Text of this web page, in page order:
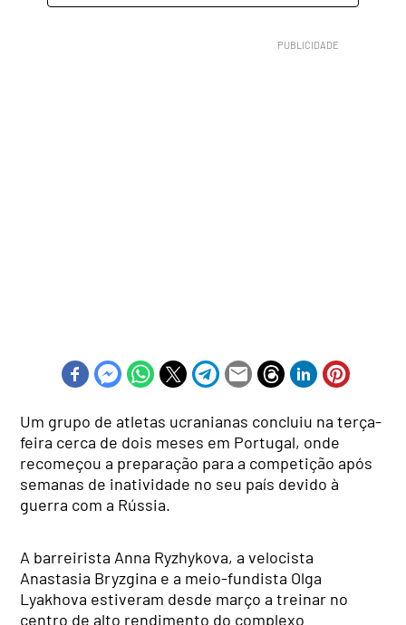
Um grupo de atletas ucranianas concluiu na terça-
feira cerca de dois meses em Portugal, onde
recomeçou a preparação para a competição após
semanas de inatividade no seu país devido à
guerra com a Rússia.
A barreirista Anna Ryzhykova, a velocista
Anastasia Bryzgina e a meio-fundista Olga
Lyakhova estiveram desde março a treinar no
centro de alto rendimento do complexo